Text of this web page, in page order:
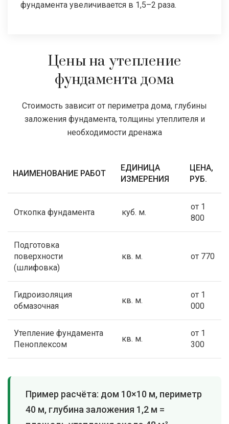
фундамента увеличивается в 1,5–2 раза.
Цены на утепление
фундамента дома
Стоимость зависит от периметра дома, глубины
заложения фундамента, толщины утеплителя и
необходимости дренажа
НАИМЕНОВАНИЕ РАБОТ
ЕДИНИЦА
ИЗМЕРЕНИЯ
ЦЕНА,
РУБ.
Откопка фундамента куб. м.
от 1
800
Подготовка
поверхности
(шлифовка)
кв. м. от 770
Гидроизоляция
обмазочная
кв. м.
от 1
000
Утепление фундамента
Пеноплексом
кв. м.
от 1
300
Пример расчёта: дом 10×10 м, периметр
40 м, глубина заложения 1,2 м =